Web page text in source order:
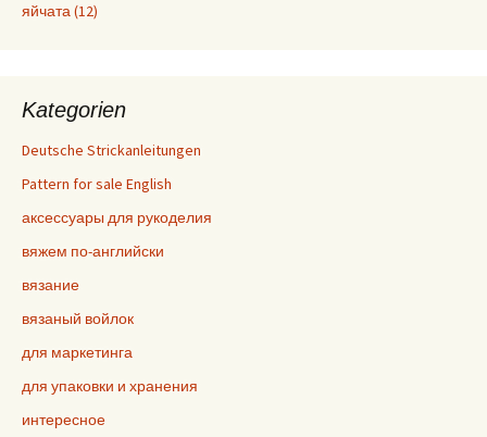
яйчата (12)
Kategorien
Deutsche Strickanleitungen
Pattern for sale English
аксессуары для рукоделия
вяжем по-английски
вязание
вязаный войлок
для маркетинга
для упаковки и хранения
интересное